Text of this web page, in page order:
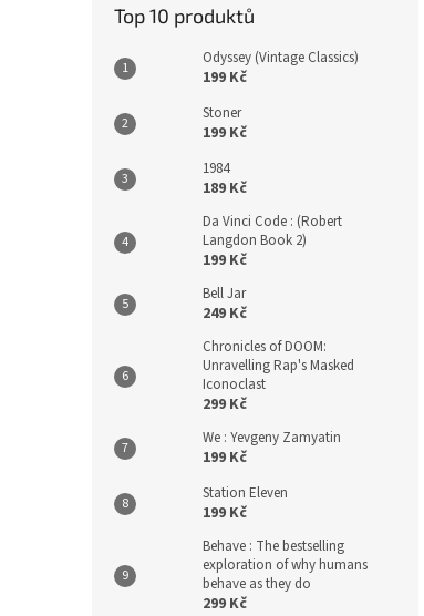
Top 10 produktů
Odyssey (Vintage Classics)
199 Kč
Stoner
199 Kč
1984
189 Kč
Da Vinci Code : (Robert
Langdon Book 2)
199 Kč
Bell Jar
249 Kč
Chronicles of DOOM:
Unravelling Rap's Masked
Iconoclast
299 Kč
We : Yevgeny Zamyatin
199 Kč
Station Eleven
199 Kč
Behave : The bestselling
exploration of why humans
behave as they do
299 Kč